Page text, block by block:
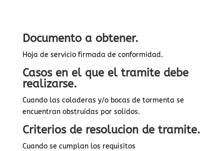
Documento a obtener.
Hoja de servicio firmada de conformidad.
Casos en el que el tramite debe
realizarse.
Cuando las coladeras y/o bocas de tormenta se
encuentran obstruidas por solidos.
Criterios de resolucion de tramite.
Cuando se cumplan los requisitos